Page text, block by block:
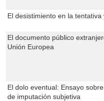
El desistimiento en la
El documento público
Unión Europea
El dolo eventual: Ensayo
de imputación subjetiva